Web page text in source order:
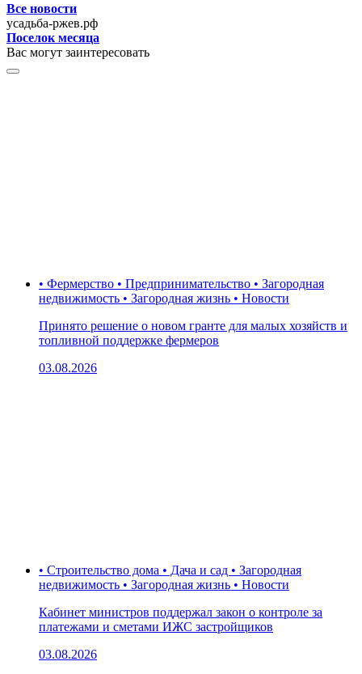
Все новости
усадьба-ржев.рф
Поселок месяца
Вас могут заинтересовать
• Фермерство • Предпринимательство • Загородная
недвижимость • Загородная жизнь • Новости
Принято решение о новом гранте для малых хозяйств и
топливной поддержке фермеров
03.08.2026
• Строительство дома • Дача и сад • Загородная
недвижимость • Загородная жизнь • Новости
Кабинет министров поддержал закон о контроле за
платежами и сметами ИЖС застройщиков
03.08.2026